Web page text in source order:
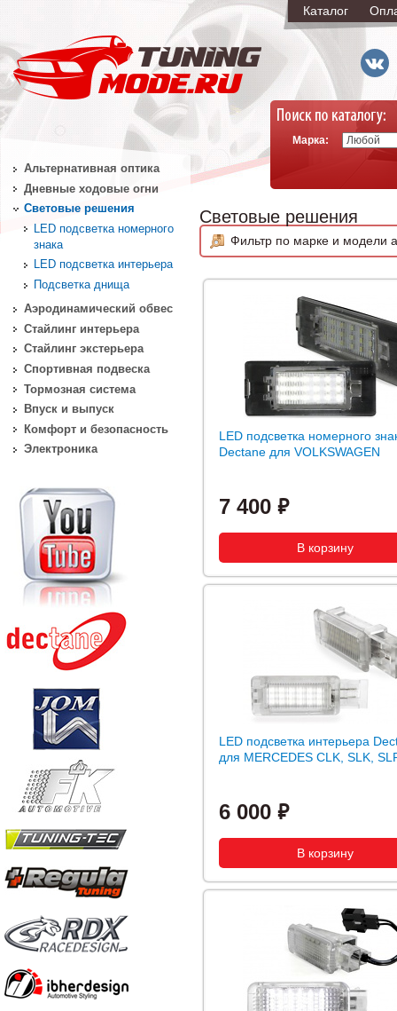
Каталог
Марка:
Световые решения
Фильтр по марке и модели
LED подсветка номерного
Dectane для VOLKSWAGEN
7 400
LED подсветка интерьера
для MERCEDES CLK, SLK,
6 000
Альтернативная оптика
Дневные ходовые огни
Световые решения
LED подсветка номерного
знака
LED подсветка интерьера
Подсветка днища
Аэродинамический обвес
Стайлинг интерьера
Стайлинг экстерьера
Спортивная подвеска
Тормозная система
Впуск и выпуск
Комфорт и безопасность
Электроника